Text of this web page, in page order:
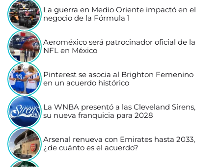
La guerra en Medio Oriente impactó en el
negocio de la Fórmula 1
Aeroméxico será patrocinador oficial de la
NFL en México
Pinterest se asocia al Brighton Femenino
en un acuerdo histórico
La WNBA presentó a las Cleveland Sirens,
su nueva franquicia para 2028
Arsenal renueva con Emirates hasta 2033,
¿de cuánto es el acuerdo?